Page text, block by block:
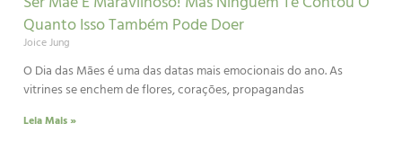
Quanto Isso Também Pode Doer
Joice Jung
O Dia das Mães é uma das datas mais emocionais do ano. As
vitrines se enchem de flores, corações, propagandas
Leia Mais »